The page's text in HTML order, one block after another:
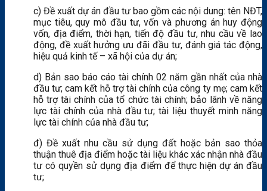
c) Đề xuất dự án đầu tư bao gồm các nội dung: tên NĐT,
mục tiêu, quy mô đầu tư, vốn và phương án huy động
vốn, địa điểm, thời hạn, tiến độ đầu tư, nhu cầu về lao
động, đề xuất hưởng ưu đãi đầu tư, đánh giá tác động,
hiệu quả kinh tế – xã hội của dự án;
d) Bản sao báo cáo tài chính 02 năm gần nhất của nhà
đầu tư; cam kết hỗ trợ tài chính của công ty mẹ; cam kết
hỗ trợ tài chính của tổ chức tài chính; bảo lãnh về năng
lực tài chính của nhà đầu tư; tài liệu thuyết minh năng
lực tài chính của nhà đầu tư;
đ) Đề xuất nhu cầu sử dụng đất hoặc bản sao thỏa
thuận thuê địa điểm hoặc tài liệu khác xác nhận nhà đầu
tư có quyền sử dụng địa điểm để thực hiện dự án đầu
tư;